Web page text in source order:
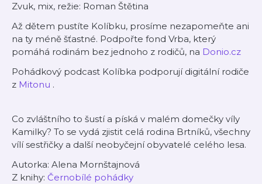
Zvuk, mix, režie: Roman Štětina
Až dětem pustíte Kolíbku, prosíme nezapomeňte ani
na ty méně šťastné. Podpořte fond Vrba, který
pomáhá rodinám bez jednoho z rodičů, na Donio.cz
Pohádkový podcast Kolíbka podporují digitální rodiče
z Mitonu .
Co zvláštního to šustí a píská v malém domečky víly
Kamilky? To se vydá zjistit celá rodina Brtníků, všechny
vílí sestřičky a další neobyčejní obyvatelé celého lesa.
Autorka: Alena Mornštajnová
Z knihy: Černobílé pohádky